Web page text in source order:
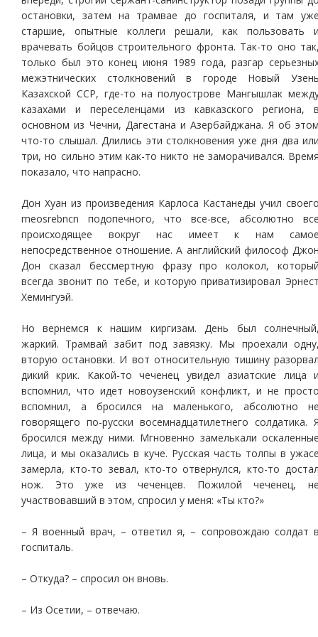
остановки, затем на трамвае до госпиталя, и там
старшие, опытные коллеги решали, как пользовать
врачевать бойцов строительного фронта. Так-то оно
только был это конец июня 1989 года, разгар
межэтнических столкновений в городе Новый
Казахской ССР, где-то на полуострове Мангышлак
казахами и переселенцами из кавказского региона,
основном из Чечни, Дагестана и Азербайджана. Я об
что-то слышал. Длились эти столкновения уже дня два
три, но сильно этим как-то никто не заморачивался.
показало, что напрасно.
Дон Хуан из произведения Карлоса Кастанеды учил
meosrebncn подопечного, что все-все, абсолютно
происходящее вокруг нас имеет к нам
непосредственное отношение. А английский философ
Дон сказал бессмертную фразу про колокол,
всегда звонит по тебе, и которую приватизировал
Хемингуэй.
Но вернемся к нашим киргизам. День был
жаркий. Трамвай забит под завязку. Мы проехали
вторую остановки. И вот относительную тишину
дикий крик. Какой-то чеченец увидел азиатские лица
вспомнил, что идет новоузенский конфликт, и не
вспомнил, а бросился на маленького, абсолютно
говорящего по-русски восемнадцатилетнего солдатика.
бросился между ними. Мгновенно замелькали
лица, и мы оказались в куче. Русская часть толпы в
замерла, кто-то зевал, кто-то отвернулся, кто-то
нож. Это уже из чеченцев. Пожилой чеченец,
участвовавший в этом, спросил у меня: «Ты кто?»
– Я военный врач, – ответил я, – сопровождаю солдат
госпиталь.
– Откуда? – спросил он вновь.
– Из Осетии, – отвечаю.